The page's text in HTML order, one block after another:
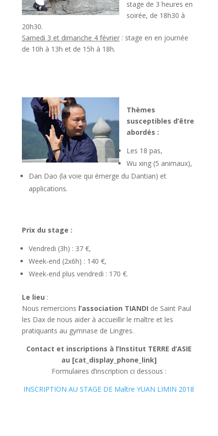
stage de 3 heures en
soirée, de 18h30 à
20h30.
Samedi 3 et dimanche 4 février: stage en en journée
de 10h à 13h et de 15h à 18h.
Thèmes
susceptibles d’être
abordés :
Les 18 pas,
Wu xing (5 animaux),
Dan Dao (la voie qui émerge du Dantian) et
applications.
Prix du stage :
Vendredi (3h) : 37 €,
Week-end (2x6h) : 140 €,
Week-end plus vendredi : 170 €.
Le lieu :
Nous remercions l’association TIANDI de Saint Paul
les Dax de nous aider à accueillir le maître et les
pratiquants au gymnase de Lingres.
Contact et inscriptions à l’Institut TERRE d’ASIE
au [cat_display_phone_link]
Formulaires d’inscription ci dessous :
INSCRIPTION AU STAGE DE Maître YUAN LIMIN 2018